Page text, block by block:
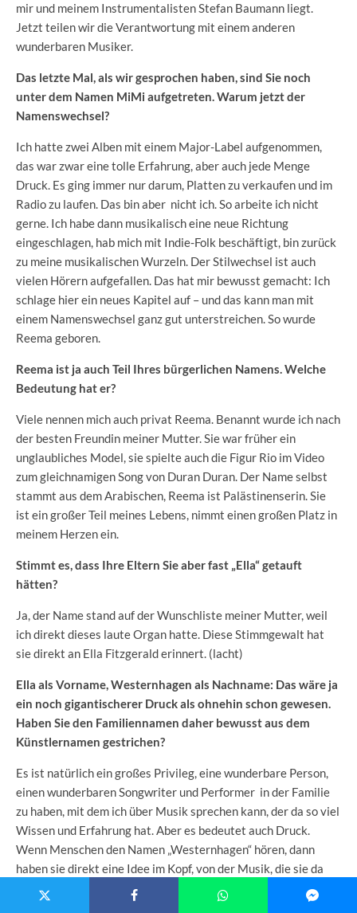
mir und meinem Instrumentalisten Stefan Baumann liegt.
Jetzt teilen wir die Verantwortung mit einem anderen
wunderbaren Musiker.
Das letzte Mal, als wir gesprochen haben, sind Sie noch
unter dem Namen MiMi aufgetreten. Warum jetzt der
Namenswechsel?
Ich hatte zwei Alben mit einem Major-Label aufgenommen,
das war zwar eine tolle Erfahrung, aber auch jede Menge
Druck. Es ging immer nur darum, Platten zu verkaufen und im
Radio zu laufen. Das bin aber nicht ich. So arbeite ich nicht
gerne. Ich habe dann musikalisch eine neue Richtung
eingeschlagen, hab mich mit Indie-Folk beschäftigt, bin zurück
zu meine musikalischen Wurzeln. Der Stilwechsel ist auch
vielen Hörern aufgefallen. Das hat mir bewusst gemacht: Ich
schlage hier ein neues Kapitel auf – und das kann man mit
einem Namenswechsel ganz gut unterstreichen. So wurde
Reema geboren.
Reema ist ja auch Teil Ihres bürgerlichen Namens. Welche
Bedeutung hat er?
Viele nennen mich auch privat Reema. Benannt wurde ich nach
der besten Freundin meiner Mutter. Sie war früher ein
unglaubliches Model, sie spielte auch die Figur Rio im Video
zum gleichnamigen Song von Duran Duran. Der Name selbst
stammt aus dem Arabischen, Reema ist Palästinenserin. Sie
ist ein großer Teil meines Lebens, nimmt einen großen Platz in
meinem Herzen ein.
Stimmt es, dass Ihre Eltern Sie aber fast „Ella“ getauft
hätten?
Ja, der Name stand auf der Wunschliste meiner Mutter, weil
ich direkt dieses laute Organ hatte. Diese Stimmgewalt hat
sie direkt an Ella Fitzgerald erinnert. (lacht)
Ella als Vorname, Westernhagen als Nachname: Das wäre ja
ein noch gigantischerer Druck als ohnehin schon gewesen.
Haben Sie den Familiennamen daher bewusst aus dem
Künstlernamen gestrichen?
Es ist natürlich ein großes Privileg, eine wunderbare Person,
einen wunderbaren Songwriter und Performer in der Familie
zu haben, mit dem ich über Musik sprechen kann, der da so viel
Wissen und Erfahrung hat. Aber es bedeutet auch Druck.
Wenn Menschen den Namen „Westernhagen“ hören, dann
haben sie direkt eine Idee im Kopf, von der Musik, die sie da
erwarten könnte, und auch von der Person, die ich sein könnte.
Viele Erwartungen, auch Vorurteile. Als Künstlerin möchte ich